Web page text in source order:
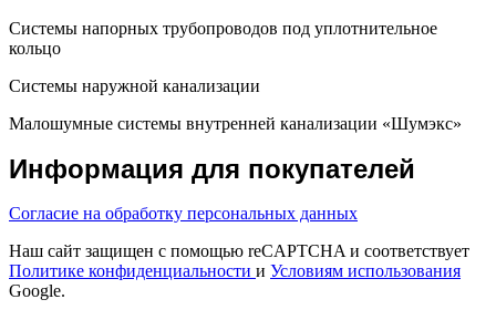
Системы напорных трубопроводов под уплотнительное
кольцо
Системы наружной канализации
Малошумные системы внутренней канализации «Шумэкс»
Информация для покупателей
Согласие на обработку персональных данных
Наш сайт защищен с помощью reCAPTCHA и соответствует
Политике конфиденциальности и Условиям использования
Google.